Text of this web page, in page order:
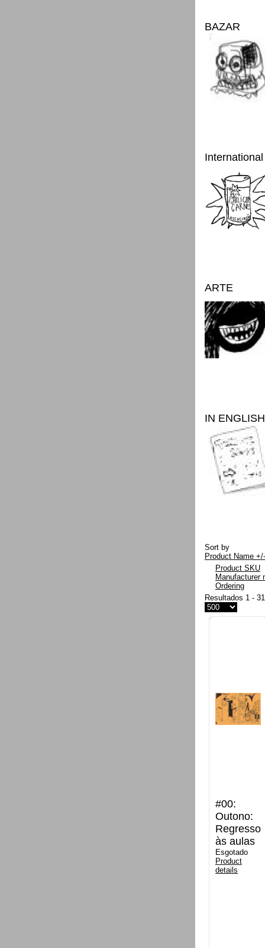
BAZAR
ARTE
IN ENGLISH
Sort by
Product Name +/-
Product SKU
Manufacturer
Ordering
Resultados 1 -
#00:
Outono:
Regresso
às aulas
Esgotado
Product
details